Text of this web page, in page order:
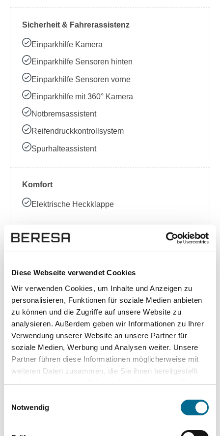
Diese Webseite verwendet Cookies
Wir verwenden Cookies, um Inhalte und Anzeigen zu
personalisieren, Funktionen für soziale Medien anbieten
zu können und die Zugriffe auf unsere Website zu
analysieren. Außerdem geben wir Informationen zu Ihrer
Verwendung unserer Website an unsere Partner für
soziale Medien, Werbung und Analysen weiter. Unsere
Partner führen diese Informationen möglicherweise mit
weiteren Daten zusammen, die Sie ihnen bereitgestellt
haben oder die sie im Rahmen Ihrer Nutzung der Dienste
Cookies, wenn Sie unsere Webseite weiterhin nutzen.
Notwendig
Sicherheit & Fahrerassistenz
Einparkhilfe Kamera
Einparkhilfe Sensoren hinten
Einparkhilfe Sensoren vorne
Einparkhilfe mit 360° Kamera
Notbremsassistent
Reifendruckkontrollsystem
Spurhalteassistent
Komfort
Elektrische Heckklappe
Exposé herunterladen [pdf]
Unsere Vorteile
wuddi Leasing Kauf
Versicherung ✔ - -
-